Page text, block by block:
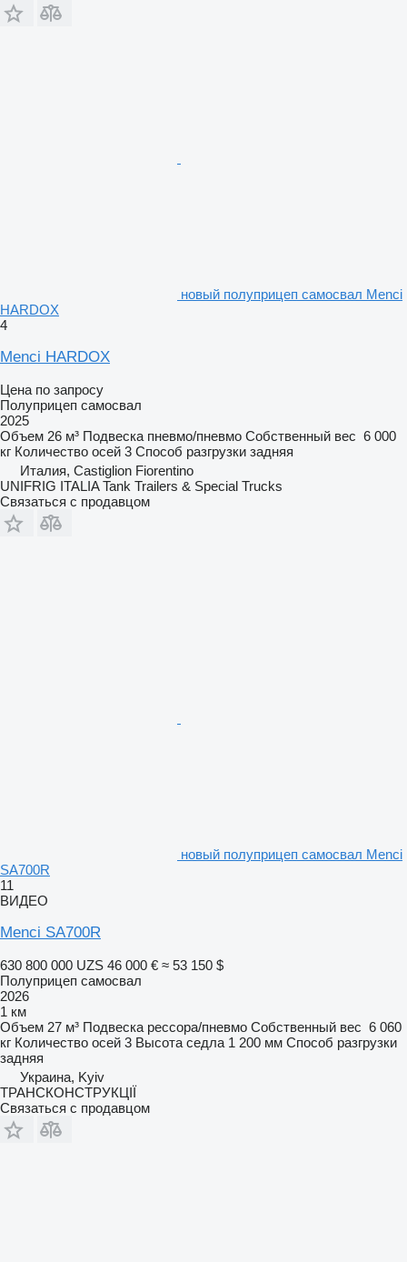
новый полуприцеп самосвал Menci
HARDOX
4
Menci HARDOX
Цена по запросу
Полуприцеп самосвал
2025
Объем 26 м³ Подвеска пневмо/пневмо Собственный вес 6 000
кг Количество осей 3 Способ разгрузки задняя
Италия, Castiglion Fiorentino
UNIFRIG ITALIA Tank Trailers & Special Trucks
Связаться с продавцом
новый полуприцеп самосвал Menci
SA700R
11
ВИДЕО
Menci SA700R
630 800 000 UZS 46 000 € ≈ 53 150 $
Полуприцеп самосвал
2026
1 км
Объем 27 м³ Подвеска рессора/пневмо Собственный вес 6 060
кг Количество осей 3 Высота седла 1 200 мм Способ разгрузки
задняя
Украина, Kyiv
ТРАНСКОНСТРУКЦІЇ
Связаться с продавцом